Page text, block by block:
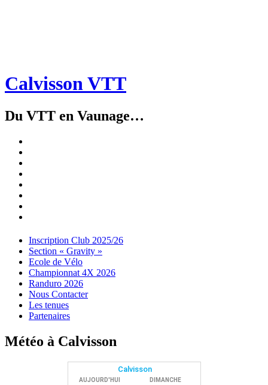
Calvisson VTT
Du VTT en Vaunage…
Menu
Widgets
Recherche
Aller
contenu
Inscription Club 2025/26
Section « Gravity »
Ecole de Vélo
Championnat 4X 2026
Randuro 2026
Nous Contacter
Les tenues
Partenaires
Météo à Calvisson